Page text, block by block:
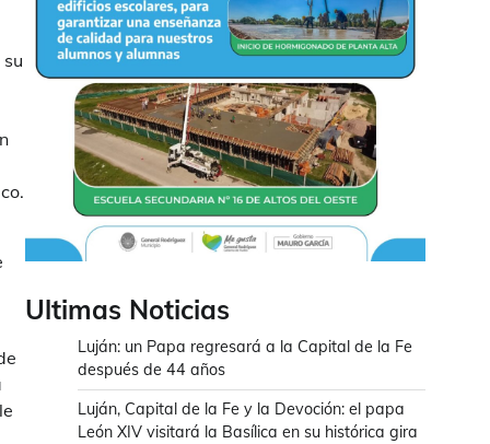
Ultimas Noticias
Luján: un Papa regresará a la Capital de la Fe
después de 44 años
Luján, Capital de la Fe y la Devoción: el papa
León XIV visitará la Basílica en su histórica gira